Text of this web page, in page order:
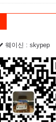
웨이신 : skypep